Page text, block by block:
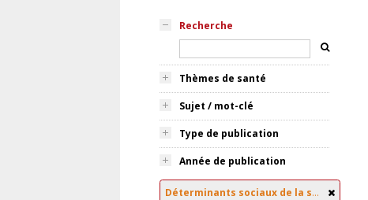
Recherche
Thèmes de santé
Sujet / mot-clé
Type de publication
Année de publication
Déterminants sociaux de la santé